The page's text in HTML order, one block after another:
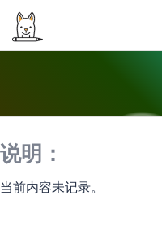
说明：
当前内容未记录。